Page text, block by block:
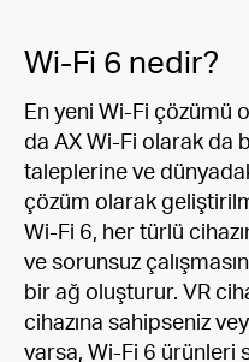
Wi-Fi 6 nedir?
En yeni Wi-Fi çözümü
da AX Wi-Fi olarak da
taleplerine ve
çözüm olarak
Wi-Fi 6, her türlü
ve sorunsuz
bir ağ oluşturur. VR
cihazına sahipseniz
varsa, Wi-Fi 6 ürünleri